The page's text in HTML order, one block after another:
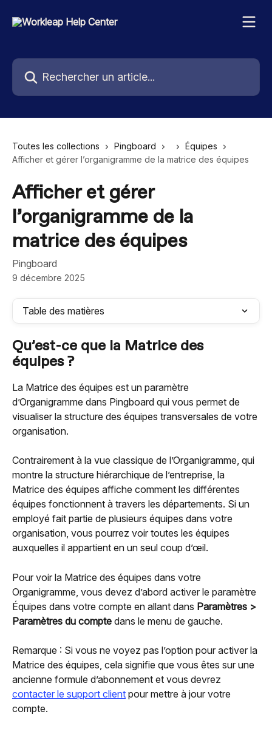
Rechercher un article...
Toutes les collections Pingboard
Équipes
Afficher et gérer l’organigramme de la matrice des équipes
Afficher et gérer
l’organigramme de la
matrice des équipes
Pingboard
9 décembre 2025
Table des matières
Qu’est-ce que la Matrice des
équipes ?
La Matrice des équipes est un paramètre
d’Organigramme dans Pingboard qui vous permet de
visualiser la structure des équipes transversales de votre
organisation.
Contrairement à la vue classique de l’Organigramme, qui
montre la structure hiérarchique de l’entreprise, la
Matrice des équipes affiche comment les différentes
équipes fonctionnent à travers les départements. Si un
employé fait partie de plusieurs équipes dans votre
organisation, vous pourrez voir toutes les équipes
auxquelles il appartient en un seul coup d’œil.
Pour voir la Matrice des équipes dans votre
Organigramme, vous devez d’abord activer le paramètre
Équipes dans votre compte en allant dans Paramètres >
Paramètres du compte dans le menu de gauche.
Remarque : Si vous ne voyez pas l’option pour activer la
Matrice des équipes, cela signifie que vous êtes sur une
ancienne formule d’abonnement et vous devrez
contacter le support client pour mettre à jour votre
compte.